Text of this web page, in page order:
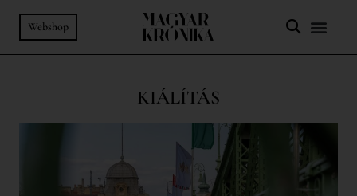
Webshop
KIÁLÍTÁS